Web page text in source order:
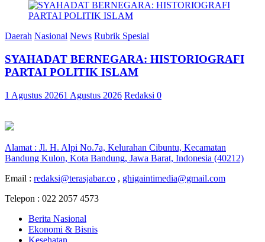
Daerah Nasional News Rubrik Spesial
SYAHADAT BERNEGARA: HISTORIOGRAFI
PARTAI POLITIK ISLAM
1 Agustus 20261 Agustus 2026 Redaksi 0
Alamat : Jl. H. Alpi No.7a, Kelurahan Cibuntu, Kecamatan
Bandung Kulon, Kota Bandung, Jawa Barat, Indonesia (40212)
Email : redaksi@terasjabar.co , ghigaintimedia@gmail.com
Telepon : 022 2057 4573
Berita Nasional
Ekonomi & Bisnis
Kesehatan